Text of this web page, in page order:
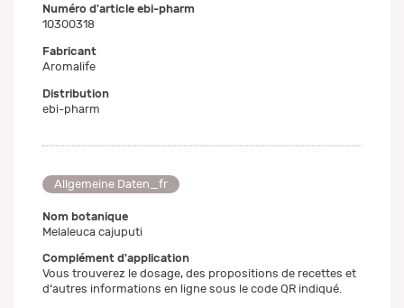
Numéro d'article ebi-pharm
10300318
Fabricant
Aromalife
Distribution
ebi-pharm
Allgemeine Daten_fr
Nom botanique
Melaleuca cajuputi
Complément d'application
Vous trouverez le dosage, des propositions de recettes et
d‘autres informations en ligne sous le code QR indiqué.